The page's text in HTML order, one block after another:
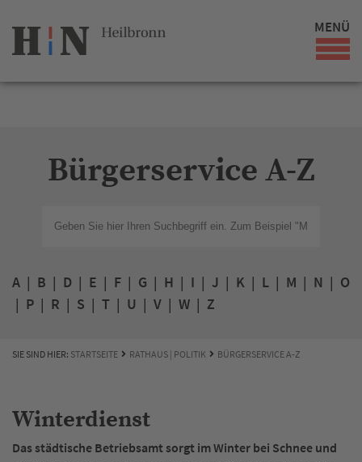
MENÜ
Bürgerservice A-Z
A | B | D | E | F | G | H | I | J | K | L | M | N | O
| P | R | S | T | U | V | W | Z
SIE SIND HIER: STARTSEITE RATHAUS | POLITIK BÜRGERSERVICE A-Z
Winterdienst
Das städtische Betriebsamt sorgt im Winter bei Schnee und